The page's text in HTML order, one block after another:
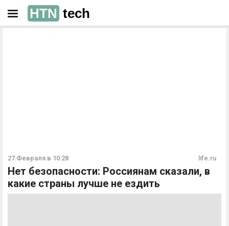
HTN tech
27 Февраля в 10:28 life.ru
Нет безопасности: Россиянам сказали, в
какие страны лучше не ездить